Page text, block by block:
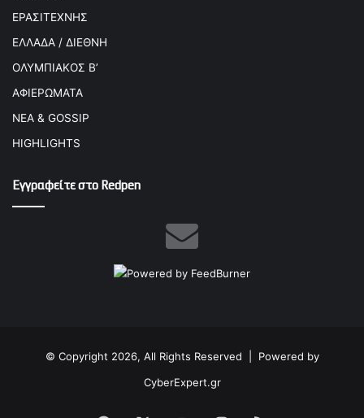
ΕΡΑΣΙΤΕΧΝΗΣ
ΕΛΛΑΔΑ / ΔΙΕΘΝΗ
ΟΛΥΜΠΙΑΚΟΣ Β’
ΑΦΙΕΡΩΜΑΤΑ
ΝΕΑ & GOSSIP
HIGHLIGHTS
Εγγραφείτε στο Redpen
© Copyright 2026, All Rights Reserved | Powered by
CyberExpert.gr